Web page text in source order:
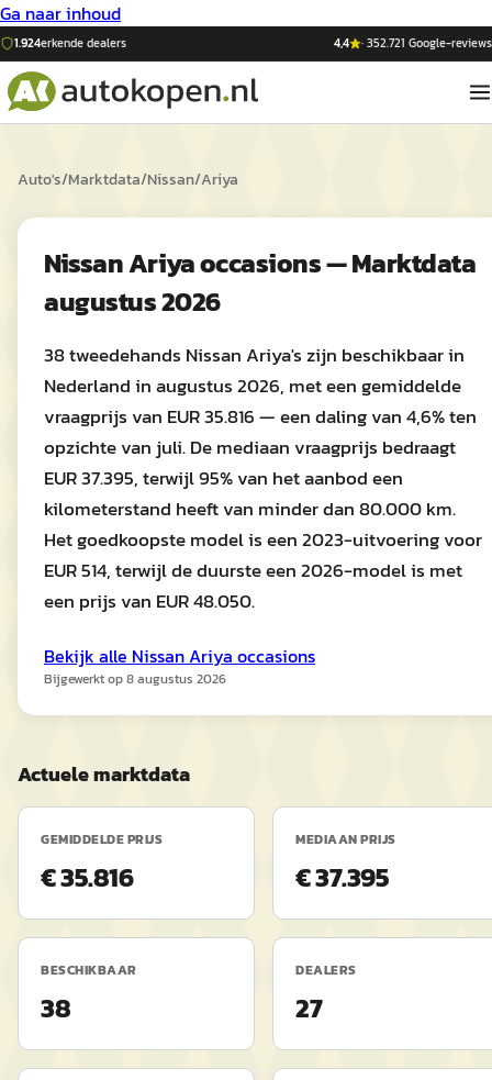
Ga naar inhoud
1.924erkende dealers 4,4 ·352.721 Google-reviews
Auto's/Marktdata/Nissan/Ariya
Nissan Ariya occasions — Marktdata
augustus 2026
38 tweedehands Nissan Ariya's zijn beschikbaar in
Nederland in augustus 2026, met een gemiddelde
vraagprijs van EUR 35.816 — een daling van 4,6% ten
opzichte van juli. De mediaan vraagprijs bedraagt
EUR 37.395, terwijl 95% van het aanbod een
kilometerstand heeft van minder dan 80.000 km.
Het goedkoopste model is een 2023-uitvoering voor
EUR 514, terwijl de duurste een 2026-model is met
een prijs van EUR 48.050.
Bekijk alle NissanAriya occasions
Bijgewerkt op8 augustus 2026
Actuele marktdata
GEMIDDELDE PRIJS
€ 35.816
MEDIAAN PRIJS
€ 37.395
BESCHIKBAAR
38
DEALERS
27